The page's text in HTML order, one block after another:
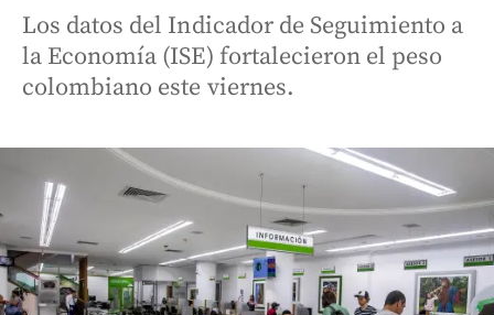
Los datos del Indicador de Seguimiento a
la Economía (ISE) fortalecieron el peso
colombiano este viernes.